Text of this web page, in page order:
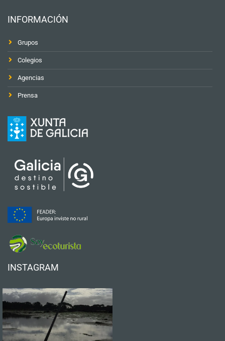
INFORMACIÓN
Grupos
Colegios
Agencias
Prensa
INSTAGRAM